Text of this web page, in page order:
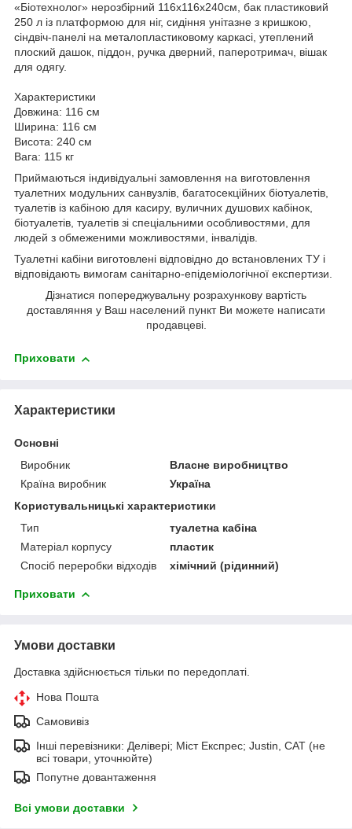
«Біотехнолог» нерозбірний 116х116х240см, бак пластиковий
250 л із платформою для ніг, сидіння унітазне з кришкою,
сіндвіч-панелі на металопластиковому каркасі, утеплений
плоский дашок, піддон, ручка дверний, паперотримач, вішак
для одягу.
Характеристики
Довжина: 116 см
Ширина: 116 см
Висота: 240 см
Вага: 115 кг
Приймаються індивідуальні замовлення на виготовлення
туалетних модульних санвузлів, багатосекційних біотуалетів,
туалетів із кабіною для касиру, вуличних душових кабінок,
біотуалетів, туалетів зі спеціальними особливостями, для
людей з обмеженими можливостями, інвалідів.
Туалетні кабіни виготовлені відповідно до встановлених ТУ і
відповідають вимогам санітарно-епідеміологічної експертизи.
Дізнатися попереджувальну розрахункову вартість
доставляння у Ваш населений пункт Ви можете написати
продавцеві.
Приховати
Характеристики
Основні
Виробник
Власне виробництво
Країна виробник
Україна
Користувальницькі характеристики
Тип
туалетна кабіна
Матеріал корпусу
пластик
Спосіб переробки відходів
хімічний (рідинний)
Приховати
Умови доставки
Доставка здійснюється тільки по передоплаті.
Нова Пошта
Самовивіз
Інші перевізники: Делівері; Міст Експрес; Justin, САТ (не
всі товари, уточнюйте)
Попутне довантаження
Всі умови доставки